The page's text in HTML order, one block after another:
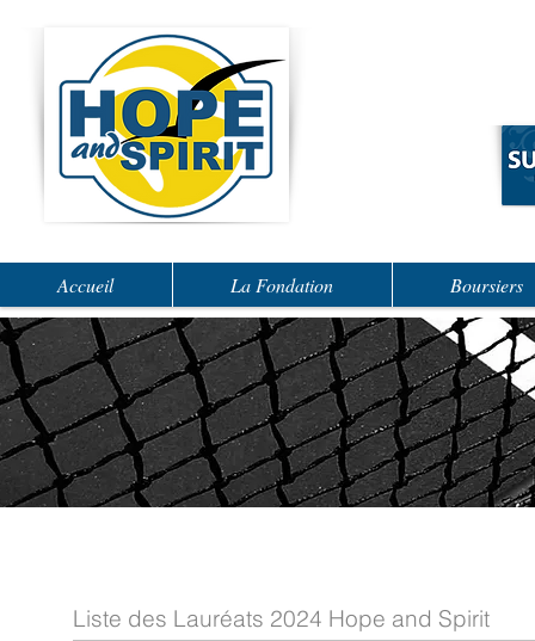
Accueil La Fondation Boursiers
Liste des Lauréats 2024 Hope and Spirit